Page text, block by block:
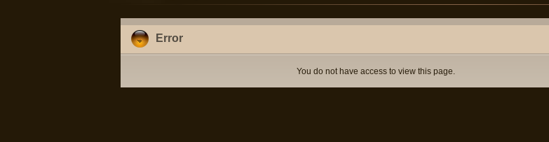
Error
You do not have access to view this page.